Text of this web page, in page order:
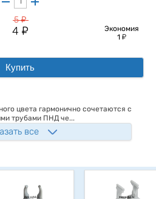
5у
4 у
Экономия
1 у
Купить
цвета гармонично сочетаются с
трубами ПНД че...
все